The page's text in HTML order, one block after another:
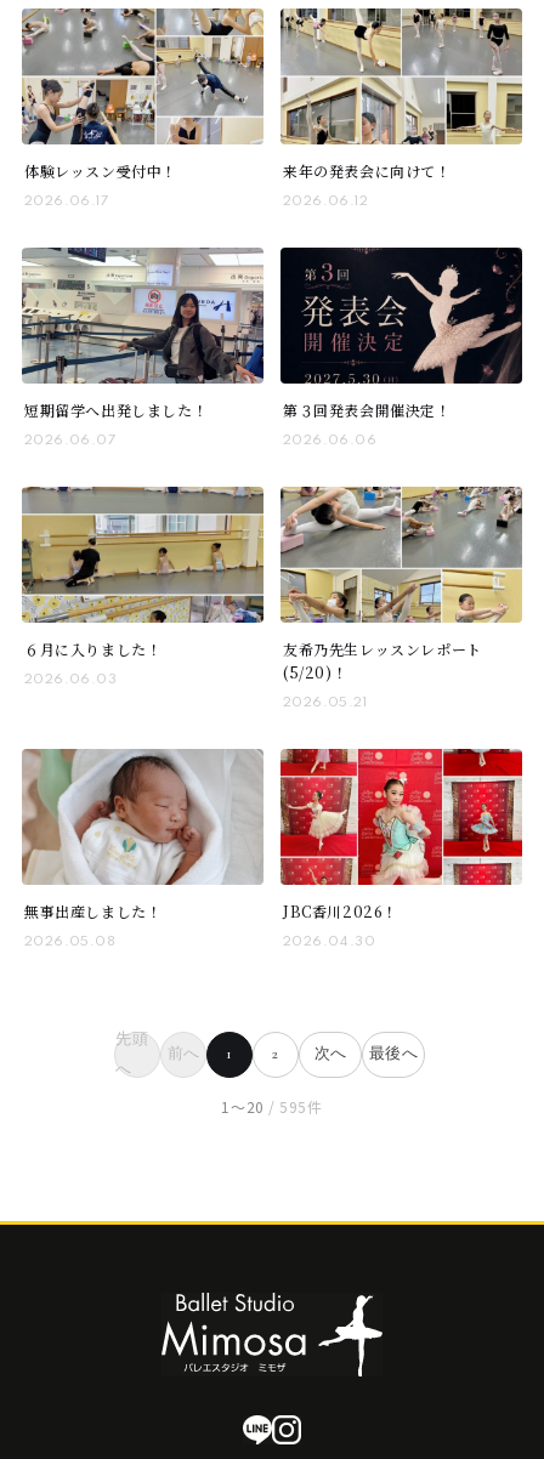
体験レッスン受付中！
2026.06.17
来年の発表会に向けて！
2026.06.12
短期留学へ出発しました！
2026.06.07
第３回発表会開催決定！
2026.06.06
６月に入りました！
2026.06.03
友希乃先生レッスンレポート
(5/20)！
2026.05.21
無事出産しました！
2026.05.08
JBC香川2026！
2026.04.30
先頭
へ
前へ 1 2 次へ 最後へ
1〜20 / 595件